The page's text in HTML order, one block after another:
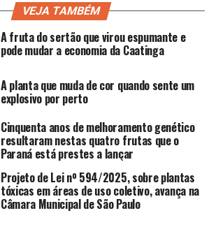
VEJA TAMBÉM
A fruta do sertão que virou espumante e
pode mudar a economia da Caatinga
A planta que muda de cor quando sente um
explosivo por perto
Cinquenta anos de melhoramento genético
resultaram nestas quatro frutas que o
Paraná está prestes a lançar
Projeto de Lei nº 594/2025, sobre plantas
tóxicas em áreas de uso coletivo, avança na
Câmara Municipal de São Paulo